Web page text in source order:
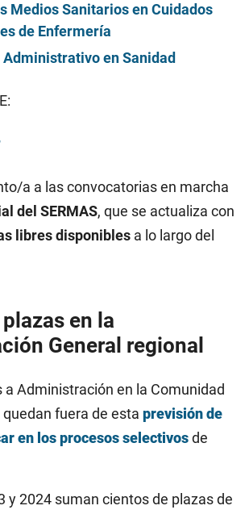
Medios Sanitarios en Cuidados
de Enfermería
en Sanidad
a a las convocatorias en marcha
del SERMAS, que se actualiza con
libres disponibles a lo largo del
en la
General regional
a Administración en la Comunidad
fuera de esta previsión de
en los procesos selectivosde
y 2024 suman cientos de plazas de